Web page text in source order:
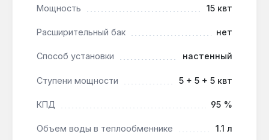
(габариты 220×790×120 мм, вес 13 кг) позволяет
Производство — Украина. Гарантия 1 год,
Подходит ли для системы с естественной
циркуляцией?
позволяет использовать котел в
Мощность 15 квт
Расширительный бак нет
Способ установки настенный
Ступени мощности 5 + 5 + 5 квт
КПД 95 %
Объем воды в теплообменнике 1.1 л